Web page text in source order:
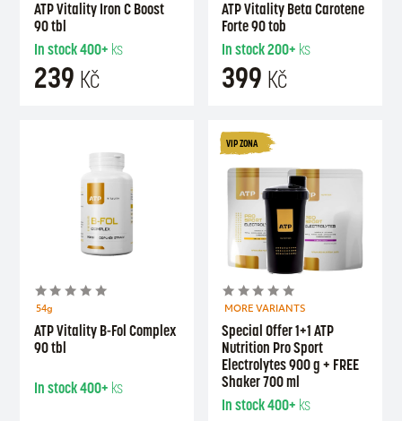
ATP Vitality Iron C Boost
90 tbl
In stock400+ ks
239 Kč
ATP Vitality Beta Carotene
Forte 90 tob
In stock200+ ks
399 Kč
54g
ATP Vitality B-Fol Complex
90 tbl
In stock400+ ks
VIP ZONA
MORE VARIANTS
Special Offer 1+1 ATP
Nutrition Pro Sport
Electrolytes 900 g + FREE
Shaker 700 ml
In stock400+ ks